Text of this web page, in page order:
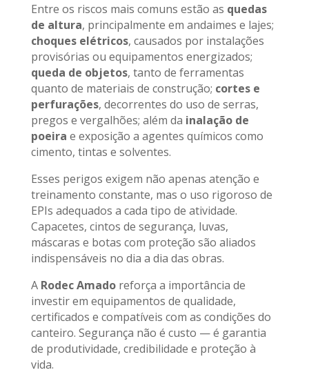
Entre os riscos mais comuns estão as quedas
de altura, principalmente em andaimes e lajes;
choques elétricos, causados por instalações
provisórias ou equipamentos energizados;
queda de objetos, tanto de ferramentas
quanto de materiais de construção; cortes e
perfurações, decorrentes do uso de serras,
pregos e vergalhões; além da inalação de
poeira e exposição a agentes químicos como
cimento, tintas e solventes.
Esses perigos exigem não apenas atenção e
treinamento constante, mas o uso rigoroso de
EPIs adequados a cada tipo de atividade.
Capacetes, cintos de segurança, luvas,
máscaras e botas com proteção são aliados
indispensáveis no dia a dia das obras.
A Rodec Amadoreforça a importância de
investir em equipamentos de qualidade,
certificados e compatíveis com as condições do
canteiro. Segurança não é custo — é garantia
de produtividade, credibilidade e proteção à
vida.